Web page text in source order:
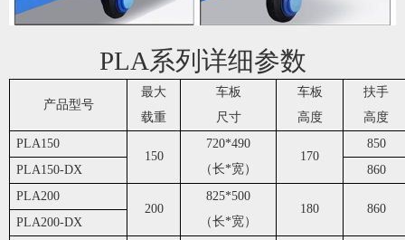
PLA系列详细参数
产品型号
最大
载重
车板
尺寸
车板
高度
扶手
高度
PLA150
150
720*490
（长*宽）
170
850
PLA150-DX
860
PLA200
200
825*500
（长*宽）
180
860
PLA200-DX